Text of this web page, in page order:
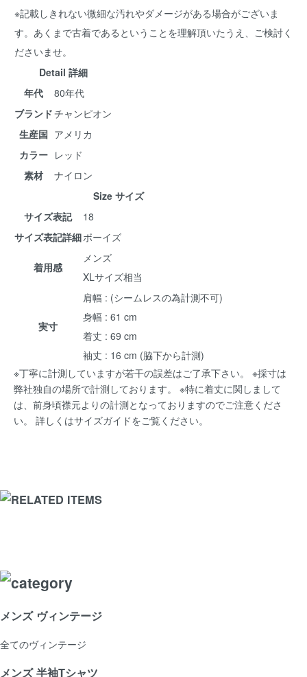
※記載しきれない微細な汚れやダメージがある場合がございま
す。あくまで古着であるということを理解頂いたうえ、ご検討く
ださいませ。
Detail 詳細
年代
80年代
ブランドチャンピオン
生産国 アメリカ
カラー レッド
素材
ナイロン
Size サイズ
サイズ表記
18
サイズ表記詳細ボーイズ
着用感
メンズ
XLサイズ相当
実寸
肩幅 : (シームレスの為計測不可)
身幅 : 61 cm
着丈 : 69 cm
袖丈 : 16 cm (脇下から計測)
※丁寧に計測していますが若干の誤差はご了承下さい。 ※採寸は
弊社独自の場所で計測しております。 ※特に着丈に関しまして
は、前身頃襟元よりの計測となっておりますのでご注意くださ
い。 詳しくはサイズガイドをご覧ください。
メンズ ヴィンテージ
全てのヴィンテージ
メンズ 半袖Tシャツ